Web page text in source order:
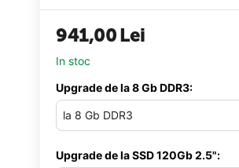
941,00Lei
In stoc
Upgrade de la 8 Gb DDR3:
Upgrade de la SSD 120Gb 2.5":